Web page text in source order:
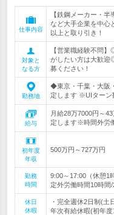
仕事内容
【鉄鋼メーカー・
など大手企業を中心
以上と取り引き！
対象と
なる方
【営業職経験不問
がしたい方は大歓迎
募ください！
勤務地
◆東京・千葉・大阪
定します ※UIターン
給与
月給28万7000円～
定します※時間外労
初年度
年収
500万円～727万円
勤務
時間
9:00～17:00（休憩1
定外労働時間10時間/
休日
休暇
・完全週休2日制(土
年次有給休暇(初年度